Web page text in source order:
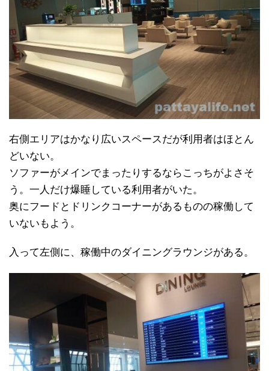
右側エリアはかなり広いスペースだが利用者はほとん
どいない。
ソファーがメインでまったりするならこっちがよさそ
う。一人だけ爆睡している利用者がいた。
奥にフードとドリンクコーナーがあるものの稼働して
いないもよう。
入って左側に、稼働中のダイニングラウンジがある。